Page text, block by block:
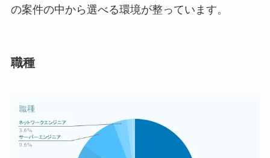
の案件の中から選べる環境が整っています。
職種